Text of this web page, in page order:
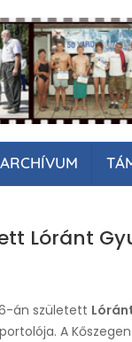
Lóránt
án született
A